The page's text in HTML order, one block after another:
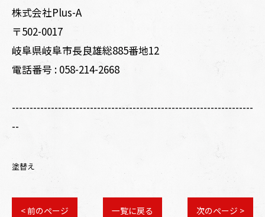
株式会社Plus-A
〒502-0017
岐阜県岐阜市長良雄総885番地12
電話番号 : 058-214-2668
--------------------------------------------------------------------
--
塗替え
< 前のページ 一覧に戻る 次のページ >